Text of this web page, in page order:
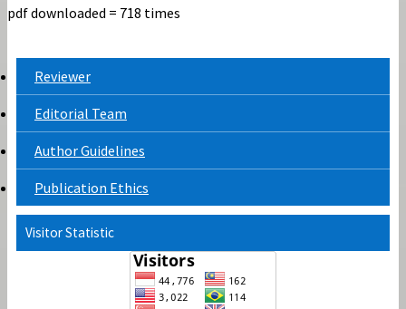
pdf downloaded = 718 times
Reviewer
Editorial Team
Author Guidelines
Publication Ethics
Visitor Statistic